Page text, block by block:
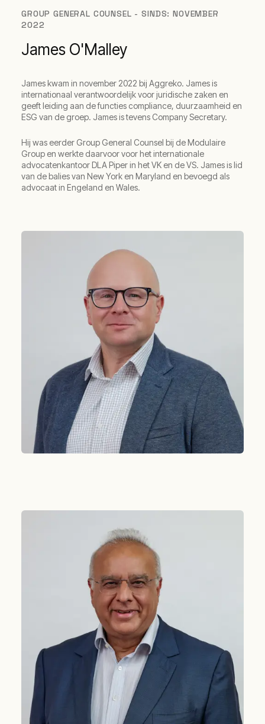
GROUP GENERAL COUNSEL - SINDS: NOVEMBER
2022
James O'Malley
James kwam in november 2022 bij Aggreko. James is
internationaal verantwoordelijk voor juridische zaken en
geeft leiding aan de functies compliance, duurzaamheid en
ESG van de groep. James is tevens Company Secretary.
Hij was eerder Group General Counsel bij de Modulaire
Group en werkte daarvoor voor het internationale
advocatenkantoor DLA Piper in het VK en de VS. James is lid
van de balies van New York en Maryland en bevoegd als
advocaat in Engeland en Wales.